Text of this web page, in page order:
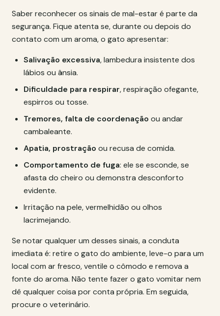
Saber reconhecer os sinais de mal-estar é parte da
segurança. Fique atenta se, durante ou depois do
contato com um aroma, o gato apresentar:
Salivação excessiva, lambedura insistente dos
lábios ou ânsia.
Dificuldade para respirar, respiração ofegante,
espirros ou tosse.
Tremores, falta de coordenação ou andar
cambaleante.
Apatia, prostração ou recusa de comida.
Comportamento de fuga: ele se esconde, se
afasta do cheiro ou demonstra desconforto
evidente.
Irritação na pele, vermelhidão ou olhos
lacrimejando.
Se notar qualquer um desses sinais, a conduta
imediata é: retire o gato do ambiente, leve-o para um
local com ar fresco, ventile o cômodo e remova a
fonte do aroma. Não tente fazer o gato vomitar nem
dê qualquer coisa por conta própria. Em seguida,
procure o veterinário.